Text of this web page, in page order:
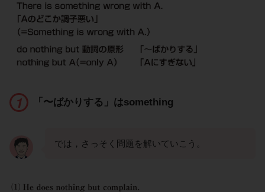
「〜ばかりする」はsomething
では，さっそく問題を解いていこう。